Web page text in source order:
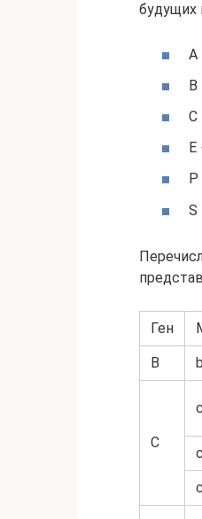
будущих
A
B
C
S
Ген
B b
C